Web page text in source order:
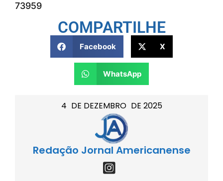
4 DE DEZEMBRO DE 2025
Redação Jornal Americanense
73959
COMPARTILHE
Facebook X
WhatsApp